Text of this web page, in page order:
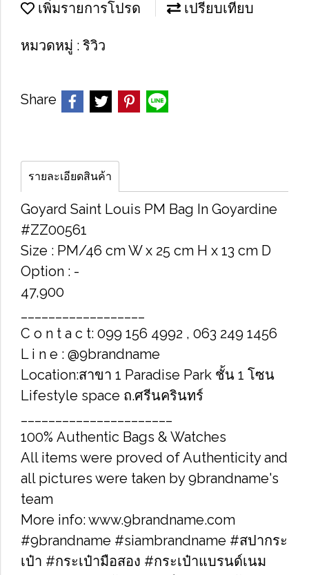
เพิ่มรายการโปรด เปรียบเทียบ
หมวดหมู่ : ริวิว
Share
รายละเอียดสินค้า
Goyard Saint Louis PM Bag In Goyardine
#ZZ00561
Size : PM/46 cm W x 25 cm H x 13 cm D
Option : -
47,900
C o n t a c t: 099 156 4992 , 063 249 1456
L i n e : @9brandname
Location:สาขา 1 Paradise Park ชั้น 1 โซน
Lifestyle space ถ.ศรีนครินทร์
100% Authentic Bags & Watches
All items were proved of Authenticity and
all pictures were taken by 9brandname's
team
More info: www.9brandname.com
#9brandname #siambrandname #สปากระ
เป๋า #กระเป๋ามือสอง #กระเป๋าแบรนด์เนม